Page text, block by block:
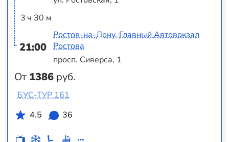
3 ч 30 м
21:00
От 1386 руб.
Ростов-на-Дону, Главный Автовокзал
Ростова
просп. Сиверса, 1
БУС-ТУР 161
4.5
36